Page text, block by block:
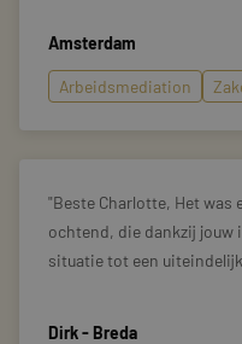
Amsterdam
Arbeidsmediation
Beste Charlotte, Het was
ochtend, die dankzij jouw
situatie tot een
Dirk - Breda